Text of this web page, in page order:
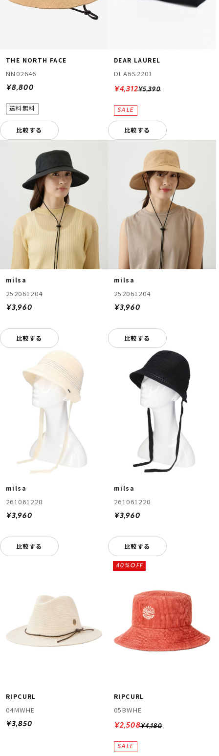
THE NORTH FACE
NN02646
¥8,800
比較する
DEAR LAUREL
DLA6S2201
¥5,390
¥4,312
比較する
milsa
252061204
¥3,960
比較する
milsa
252061204
¥3,960
比較する
milsa
261061220
¥3,960
比較する
milsa
261061220
¥3,960
比較する
RIPCURL
04MWHE
¥3,850
RIPCURL
05BWHE
¥4,180
40%OFF
¥2,508